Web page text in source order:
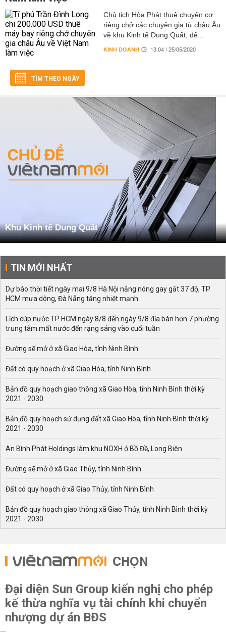
Chủ tịch Hòa Phát thuê chuyên cơ
riêng chở các chuyên gia từ châu Âu
về khu Kinh tế Dung Quất, để...
KINH DOANH 13:04 | 25/05/2020
TÌM THEO NGÀY
Khu Kinh tế Dung Quất
TIN MỚI NHẤT
Dự báo thời tiết ngày mai 9/8 Hà Nội nắng nóng gay gắt 37 độ, TP
HCM mưa dông, Đà Nẵng tăng nhiệt mạnh
Lịch cúp nước TP HCM ngày 8/8 đến ngày 9/8 địa bàn hơn 7 phường
trung tâm mất nước đến rạng sáng vào cuối tuần
Đường sẽ mở ở xã Giao Hòa, tỉnh Ninh Bình
Đất có quy hoạch ở xã Giao Hòa, tỉnh Ninh Bình
Bản đồ quy hoạch giao thông xã Giao Hòa, tỉnh Ninh Bình thời kỳ
2021 - 2030
Bản đồ quy hoạch sử dụng đất xã Giao Hòa, tỉnh Ninh Bình thời kỳ
2021 - 2030
An Bình Phát Holdings làm khu NOXH ở Bồ Đề, Long Biên
Đường sẽ mở ở xã Giao Thủy, tỉnh Ninh Bình
Đất có quy hoạch ở xã Giao Thủy, tỉnh Ninh Bình
Bản đồ quy hoạch giao thông xã Giao Thủy, tỉnh Ninh Bình thời kỳ
2021 - 2030
CHỌN
Đại diện Sun Group kiến nghị cho phép
kế thừa nghĩa vụ tài chính khi chuyển
nhượng dự án BĐS